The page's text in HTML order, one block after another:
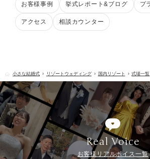
お客様事例 挙式レポート&ブログ プ
アクセス 相談カウンター
小さな結婚式 リゾートウェディング 国内リゾート 式場一覧
Real Voice
お客様リアルボイス一覧